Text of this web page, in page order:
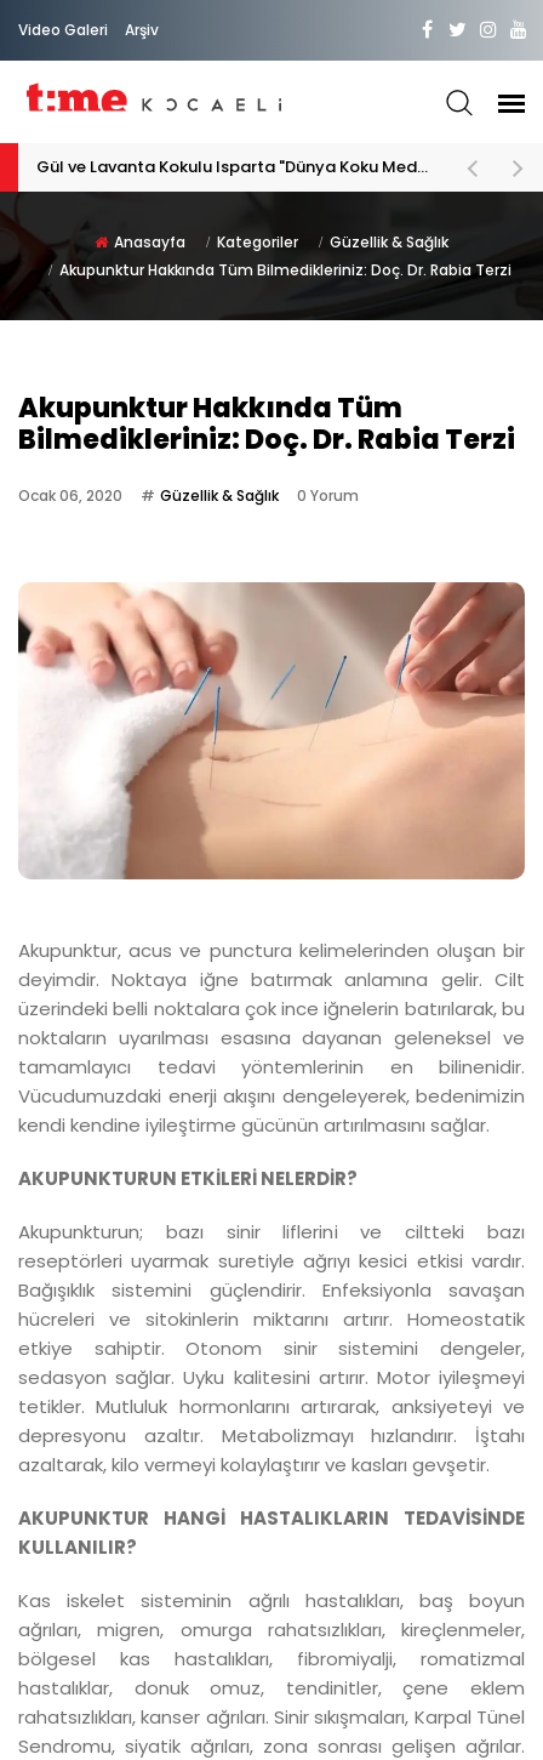
Video Galeri Arşiv
Gül ve Lavanta Kokulu Isparta "Dünya Koku Medeniyeti"
Anasayfa Kategoriler
Güzellik & Sağlık
Akupunktur Hakkında Tüm Bilmedikleriniz: Doç. Dr. Rabia Terzi
Akupunktur Hakkında Tüm
Bilmedikleriniz: Doç. Dr. Rabia Terzi
Ocak 06, 2020 Güzellik & Sağlık 0 Yorum
Akupunktur, acus ve punctura kelimelerinden oluşan bir
deyimdir. Noktaya iğne batırmak anlamına gelir. Cilt
üzerindeki belli noktalara çok ince iğnelerin batırılarak, bu
noktaların uyarılması esasına dayanan geleneksel ve
tamamlayıcı tedavi yöntemlerinin en bilinenidir.
Vücudumuzdaki enerji akışını dengeleyerek, bedenimizin
kendi kendine iyileştirme gücünün artırılmasını sağlar.
AKUPUNKTURUN ETKİLERİ NELERDİR?
Akupunkturun; bazı sinir liflerini ve ciltteki bazı
reseptörleri uyarmak suretiyle ağrıyı kesici etkisi vardır.
Bağışıklık sistemini güçlendirir. Enfeksiyonla savaşan
hücreleri ve sitokinlerin miktarını artırır. Homeostatik
etkiye sahiptir. Otonom sinir sistemini dengeler,
sedasyon sağlar. Uyku kalitesini artırır. Motor iyileşmeyi
tetikler. Mutluluk hormonlarını artırarak, anksiyeteyi ve
depresyonu azaltır. Metabolizmayı hızlandırır. İştahı
azaltarak, kilo vermeyi kolaylaştırır ve kasları gevşetir.
AKUPUNKTUR HANGİ HASTALIKLARIN TEDAVİSİNDE
KULLANILIR?
Kas iskelet sisteminin ağrılı hastalıkları, baş boyun
ağrıları, migren, omurga rahatsızlıkları, kireçlenmeler,
bölgesel kas hastalıkları, fibromiyalji, romatizmal
hastalıklar, donuk omuz, tendinitler, çene eklem
rahatsızlıkları, kanser ağrıları. Sinir sıkışmaları, Karpal Tünel
Sendromu, siyatik ağrıları, zona sonrası gelişen ağrılar.